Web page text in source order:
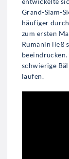
Grand-Slam-
häufiger
zum ersten
Rumänin ließ
schwierige
laufen.